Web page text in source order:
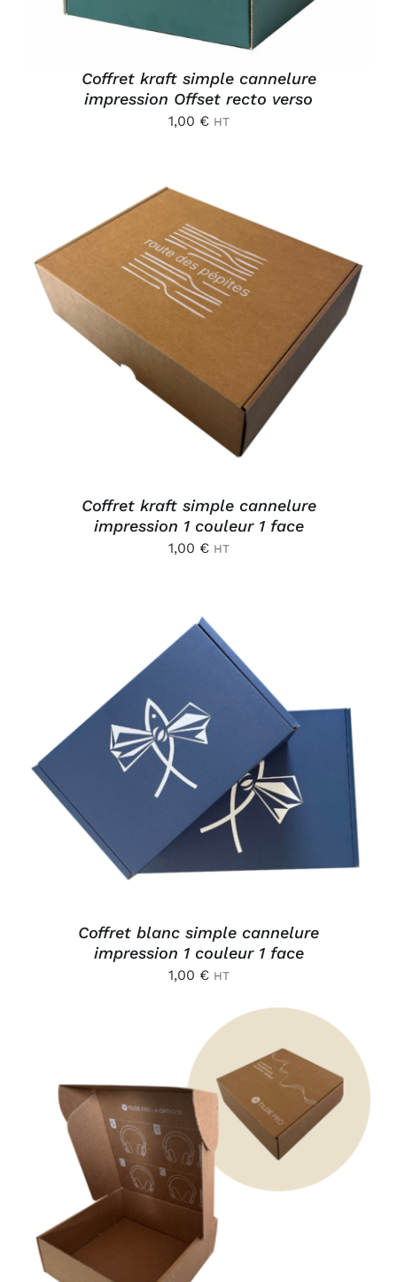
Coffret kraft simple cannelure
impression Offset recto verso
1,00 € HT
AJOUTER AU PANIER
DÉTAILS
Coffret kraft simple cannelure
impression 1 couleur 1 face
1,00 € HT
AJOUTER AU PANIER
Coffret blanc simple cannelure
impression 1 couleur 1 face
1,00 € HT
AJOUTER AU PANIER
DÉTAILS